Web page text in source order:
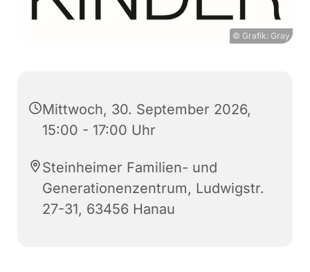
© Grafik: Gray
Mittwoch, 30. September 2026,
15:00 - 17:00 Uhr
Steinheimer Familien- und
Generationenzentrum, Ludwigstr.
27-31, 63456 Hanau